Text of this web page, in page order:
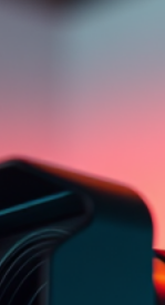
steht für